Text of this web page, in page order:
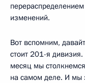
изменений.
Вот вспомним,
стоит 201-я
месяц мы
на самом деле. И мы